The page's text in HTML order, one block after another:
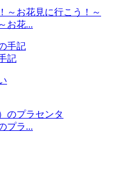
お花...
記
プラ...